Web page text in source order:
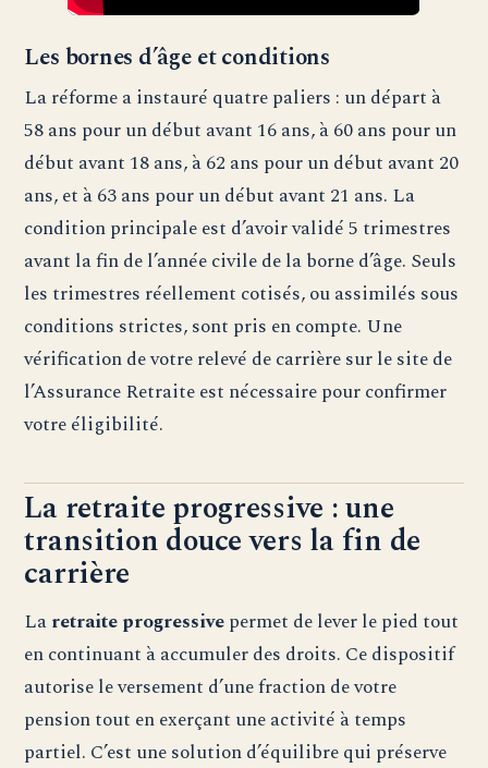
Les bornes d’âge et conditions
La réforme a instauré quatre paliers : un départ à
58 ans pour un début avant 16 ans, à 60 ans pour un
début avant 18 ans, à 62 ans pour un début avant 20
ans, et à 63 ans pour un début avant 21 ans. La
condition principale est d’avoir validé 5 trimestres
avant la fin de l’année civile de la borne d’âge. Seuls
les trimestres réellement cotisés, ou assimilés sous
conditions strictes, sont pris en compte. Une
vérification de votre relevé de carrière sur le site de
l’Assurance Retraite est nécessaire pour confirmer
votre éligibilité.
La retraite progressive : une
transition douce vers la fin de
carrière
Laretraite progressivepermet de lever le pied tout
en continuant à accumuler des droits. Ce dispositif
autorise le versement d’une fraction de votre
pension tout en exerçant une activité à temps
partiel. C’est une solution d’équilibre qui préserve